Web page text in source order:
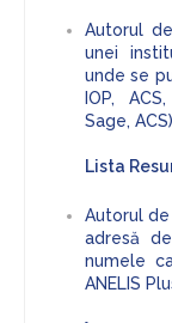
Autorul
unei
unde se
IOP,
Sage,
Lista
Autorul
adresă
numele
ANELIS